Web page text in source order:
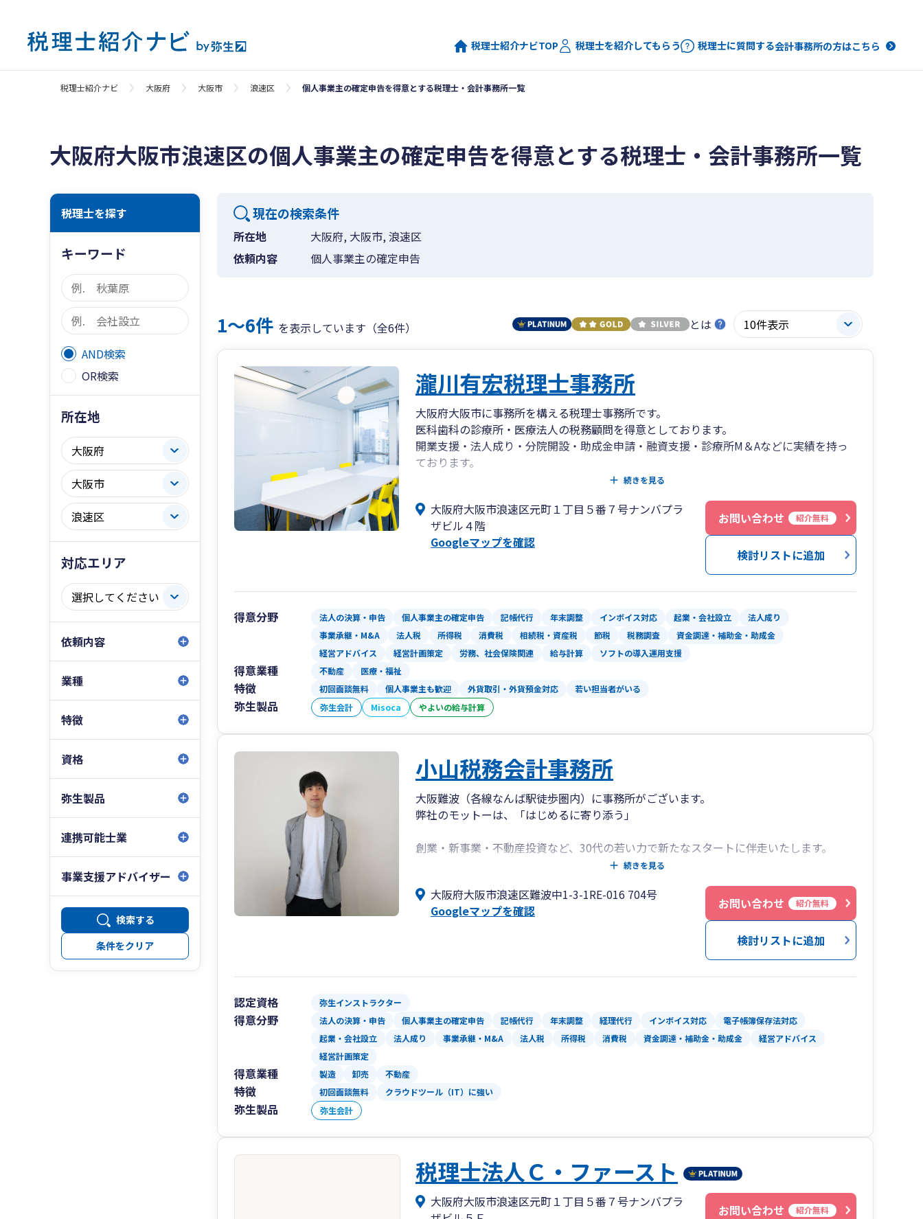
税理士紹介ナビTOP 税理士を紹介してもらう 税理士に質問する会計事務所の方はこちら
税理士紹介ナビ 大阪府 大阪市 浪速区 個人事業主の確定申告を得意とする税理士・会計事務所一覧
大阪府大阪市浪速区の個人事業主の確定申告を得意とする税理士・会計事務所一覧
税理士を探す
キーワード
AND検索
OR検索
所在地
対応エリア
依頼内容
業種
特徴
資格
弥生製品
連携可能士業
事業支援アドバイザー
検索する
条件をクリア
現在の検索条件
所在地
大阪府, 大阪市, 浪速区
依頼内容
個人事業主の確定申告
1〜6件 を表示しています（全6件） とは
瀧川有宏税理士事務所
大阪府大阪市に事務所を構える税理士事務所です。
医科歯科の診療所・医療法人の税務顧問を得意としております。
開業支援・法人成り・分院開設・助成金申請・融資支援・診療所M＆Aなどに実績を持っ
ております。
また、相続・事業承継のコンサルティングや不動産・金融資産・保険等の投資運用のコン
ぜひ一度お問い合わせください。
続きを見る
大阪府大阪市浪速区元町１丁目５番７号ナンバプラ
ザビル４階
Googleマップを確認
お問い合わせ 紹介無料
検討リストに追加
得意分野 法人の決算・申告 個人事業主の確定申告 記帳代行 年末調整 インボイス対応 起業・会社設立
法人成り
事業承継・M&A
法人税 所得税 消費税 相続税・資産税 節税 税務調査
資金調達・補助金・助成金
経営アドバイス
経営計画策定 労務、社会保険関連 給与計算 ソフトの導入運用支援
得意業種 不動産 医療・福祉
特徴 初回面談無料 個人事業主も歓迎 外貨取引・外貨預金対応 若い担当者がいる
弥生製品 弥生会計 Misoca やよいの給与計算
小山税務会計事務所
大阪難波（各線なんば駅徒歩圏内）に事務所がございます。
弊社のモットーは、「はじめるに寄り添う」
創業・新事業・不動産投資など、30代の若い力で新たなスタートに伴走いたします。
お気軽にお問い合わせください。
続きを見る
大阪府大阪市浪速区難波中1-3-1RE-016 704号
Googleマップを確認
お問い合わせ 紹介無料
検討リストに追加
認定資格 弥生インストラクター
得意分野 法人の決算・申告 個人事業主の確定申告 記帳代行 年末調整 経理代行 インボイス対応
電子帳簿保存法対応
起業・会社設立
法人成り 事業承継・M&A 法人税 所得税 消費税 資金調達・補助金・助成金
経営アドバイス
経営計画策定
得意業種 製造 卸売 不動産
特徴 初回面談無料 クラウドツール（IT）に強い
弥生製品 弥生会計
税理士法人Ｃ・ファースト
大阪府大阪市浪速区元町１丁目５番７号ナンバプラ
お問い合わせ 紹介無料